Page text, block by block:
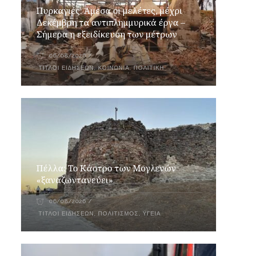
Πυρκαγιές: Άμεσα οι μελέτες, μέχρι
Δεκέμβρη τα αντιπλημμυρικά έργα –
Σήμερα η εξειδίκευση των μέτρων
06/08/2026
ΤΊΤΛΟΙ ΕΙΔΉΣΕΩΝ,ΚΟΙΝΩΝΙΑ,ΠΟΛΙΤΙΚΉ
Πέλλα: Το Κάστρο των Μογλενών
«ξαναζωντανεύει»
06/08/2026
ΤΊΤΛΟΙ ΕΙΔΉΣΕΩΝ , ΠΟΛΙΤΙΣΜΌΣ,ΥΓΕΊΑ